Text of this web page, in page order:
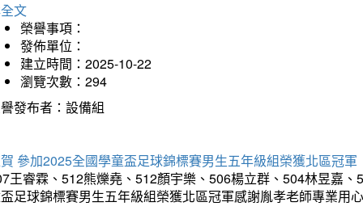
文
榮譽事項：
發佈單位：
建立時間：2025-10-22
瀏覽次數：294
發布者：設備組
參加2025全國學童盃足球錦標賽男生五年級組榮獲北區冠軍
王睿霖、512熊爍堯、512顏宇樂、506楊立群、504林昱嘉
足球錦標賽男生五年級組榮獲北區冠軍感謝胤孝老師專業用